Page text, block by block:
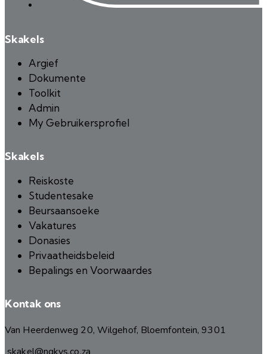
Skakels
Argief
Dokumente
Toolkit
Admin
My Gebruikersprofiel
Skakels
Reiskoste
Studentesake
Beursaansoeke
Vakatures
Donasies
Privaatheidsbeleid
Bepalings en Voorwaardes
Kontak ons
Van Heerdenweg 20, Wilgehof, Bloemfontein, 9301